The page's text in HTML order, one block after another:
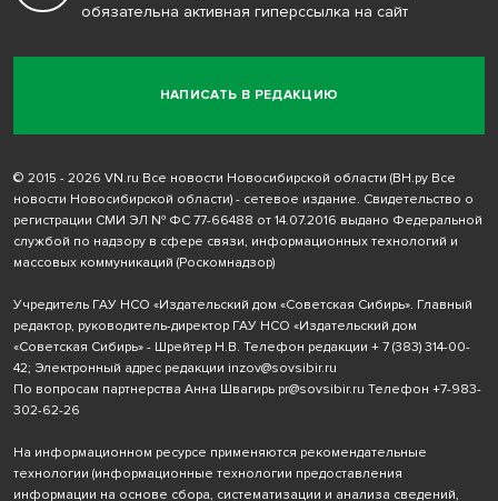
НАПИСАТЬ В РЕДАКЦИЮ
обязательна активная гиперссылка на сайт
© 2015 - 2026 VN.ru Все новости Новосибирской области (ВН.ру Все
новости Новосибирской области) - сетевое издание. Свидетельство о
регистрации СМИ ЭЛ № ФС 77-66488 от 14.07.2016 выдано Федеральной
службой по надзору в сфере связи, информационных технологий и
массовых коммуникаций (Роскомнадзор)
Учредитель ГАУ НСО «Издательский дом «Советская Сибирь». Главный
редактор, руководитель-директор ГАУ НСО «Издательский дом
«Советская Сибирь» - Шрейтер Н.В. Телефон редакции + 7 (383) 314-00-
42; Электронный адрес редакции inzov@sovsibir.ru
По вопросам партнерства Анна Швагирь pr@sovsibir.ru Телефон +7-983-
302-62-26
На информационном ресурсе применяются рекомендательные
технологии (информационные технологии предоставления
информации на основе сбора, систематизации и анализа сведений,